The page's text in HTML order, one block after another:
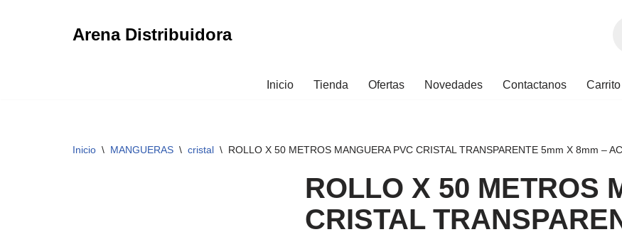
Arena Distribuidora
Inicio Tienda Ofertas Novedades Contactanos Carrito
Inicio \ MANGUERAS \ cristal \ ROLLO X 50 METROS MANGUERA PVC CRISTAL TRANSPARENTE 5mm X 8mm –
ROLLO X 50 METROS
CRISTAL